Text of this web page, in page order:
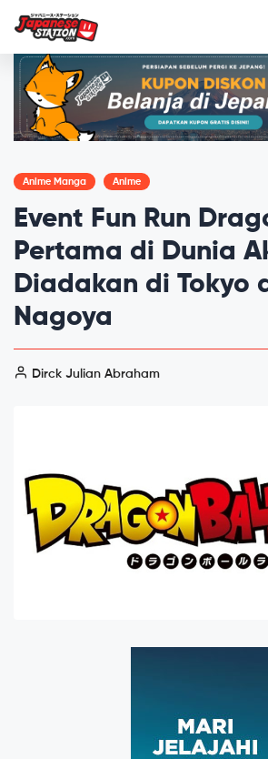
Anime Manga Anime
Event Fun Run
Pertama di Dunia
Diadakan di Tokyo
Nagoya
Dirck Julian Abraham